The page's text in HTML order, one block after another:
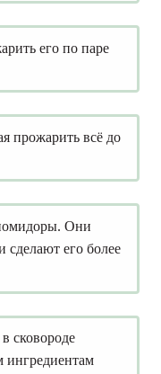
его по паре
прожарить всё до
Они
сделают его более
сковороде
ингредиентам